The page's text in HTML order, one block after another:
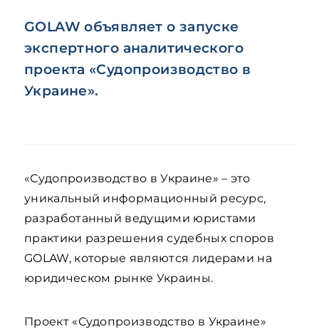
GOLAW объявляет о запуске
экспертного аналитического
проекта «Судопроизводство в
Украине».
«Судопроизводство в Украине» – это
уникальный информационный ресурс,
разработанный ведущими юристами
практики разрешения судебных споров
GOLAW, которые являются лидерами на
юридическом рынке Украины.
Проект «Судопроизводство в Украине»